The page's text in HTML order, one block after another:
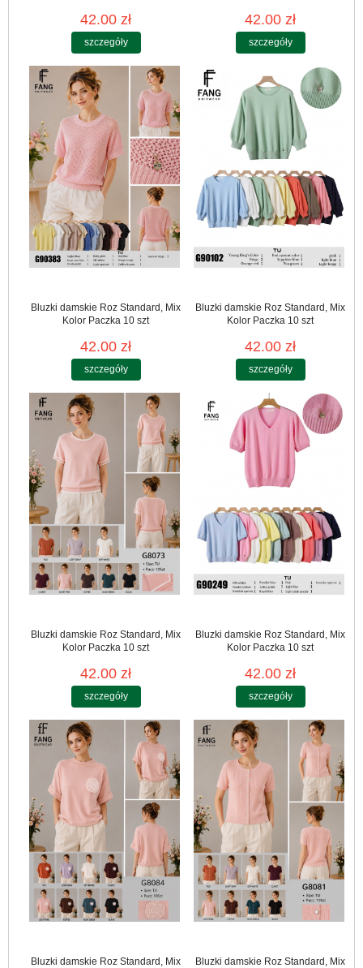
42.00 zł
szczegóły
42.00 zł
szczegóły
Bluzki damskie Roz Standard, Mix
Kolor Paczka 10 szt
42.00 zł
szczegóły
Bluzki damskie Roz Standard, Mix
Kolor Paczka 10 szt
42.00 zł
szczegóły
Bluzki damskie Roz Standard, Mix
Kolor Paczka 10 szt
42.00 zł
szczegóły
Bluzki damskie Roz Standard, Mix
Kolor Paczka 10 szt
42.00 zł
szczegóły
Bluzki damskie Roz Standard, Mix Bluzki damskie Roz Standard, Mix